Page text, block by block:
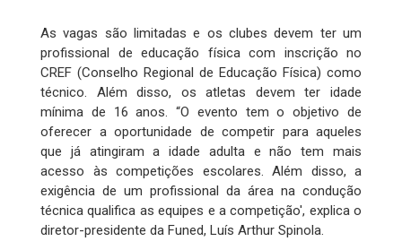
As vagas são limitadas e os clubes devem ter um
profissional de educação física com inscrição no
CREF (Conselho Regional de Educação Física) como
técnico. Além disso, os atletas devem ter idade
mínima de 16 anos. “O evento tem o objetivo de
oferecer a oportunidade de competir para aqueles
que já atingiram a idade adulta e não tem mais
acesso às competições escolares. Além disso, a
exigência de um profissional da área na condução
técnica qualifica as equipes e a competição', explica o
diretor-presidente da Funed, Luís Arthur Spinola.